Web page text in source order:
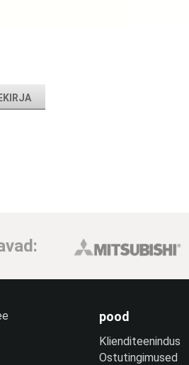
pood
Klienditeenindus
Ostutingimused